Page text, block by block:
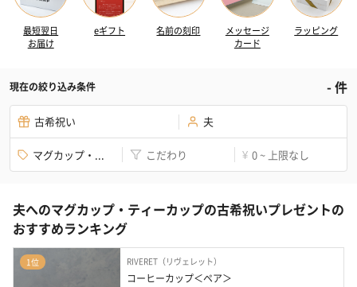
最短翌日
お届け
eギフト 名前の刻印
メッセージ
カード
ラッピング
現在の絞り込み条件 -件
古希祝い 夫
マグカップ・... こだわり ¥ 0 ~ 上限なし
夫へのマグカップ・ティーカップの古希祝いプレゼントの
おすすめランキング
1位 RIVERET（リヴェレット）
コーヒーカップ＜ペア＞